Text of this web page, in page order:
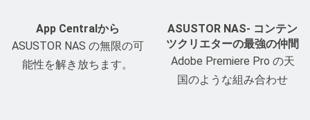
App Centralから
ASUSTOR NAS の無限の可
能性を解き放ちます。
ASUSTOR NAS- コンテン
ツクリエターの最強の仲間
Adobe Premiere Pro の天
国のような組み合わせ